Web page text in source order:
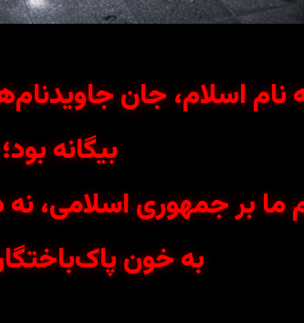
نام اسلام، جان
بیگانه بود؛
بر جمهوری اسلامی، نه
به خون